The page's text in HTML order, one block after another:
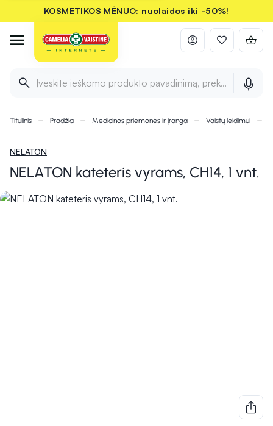
KOSMETIKOS MĖNUO: nuolaidos iki -50%!
Įveskite ieškomo produkto pavadinimą, prekės ženklą ir
Titulinis Pradžia Medicinos priemonės ir įranga Vaistų leidimui
NELATON
NELATON kateteris vyrams, CH14, 1 vnt.